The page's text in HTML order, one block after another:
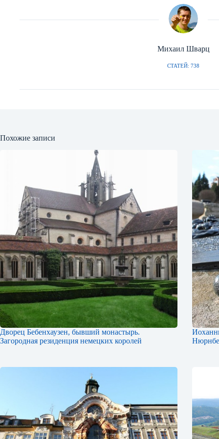
Михаил Шварц
СТАТЕЙ: 738
Похожие записи
Дворец Бебенхаузен, бывший монастырь.
Загородная резиденция немецких королей